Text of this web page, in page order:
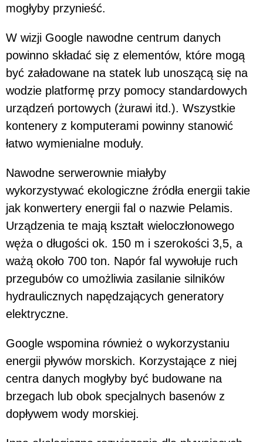
mogłyby przynieść.
W wizji Google nawodne centrum danych
powinno składać się z elementów, które mogą
być załadowane na statek lub unoszącą się na
wodzie platformę przy pomocy standardowych
urządzeń portowych (żurawi itd.). Wszystkie
kontenery z komputerami powinny stanowić
łatwo wymienialne moduły.
Nawodne serwerownie miałyby
wykorzystywać ekologiczne źródła energii takie
jak konwertery energii fal o nazwie Pelamis.
Urządzenia te mają kształt wieloczłonowego
węża o długości ok. 150 m i szerokości 3,5, a
ważą około 700 ton. Napór fal wywołuje ruch
przegubów co umożliwia zasilanie silników
hydraulicznych napędzających generatory
elektryczne.
Google wspomina również o wykorzystaniu
energii pływów morskich. Korzystające z niej
centra danych mogłyby być budowane na
brzegach lub obok specjalnych basenów z
dopływem wody morskiej.